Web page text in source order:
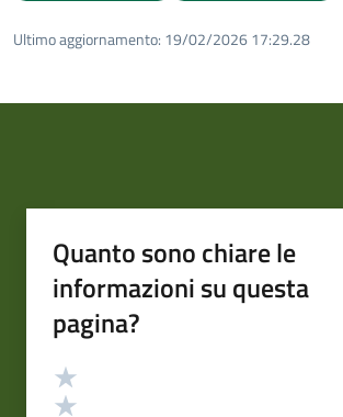
Ultimo aggiornamento: 19/02/2026 17:29.28
Quanto sono chiare le
informazioni su questa
pagina?
Valutazione